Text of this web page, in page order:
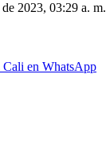
2023, 03:29 a. m.
Cali en WhatsApp